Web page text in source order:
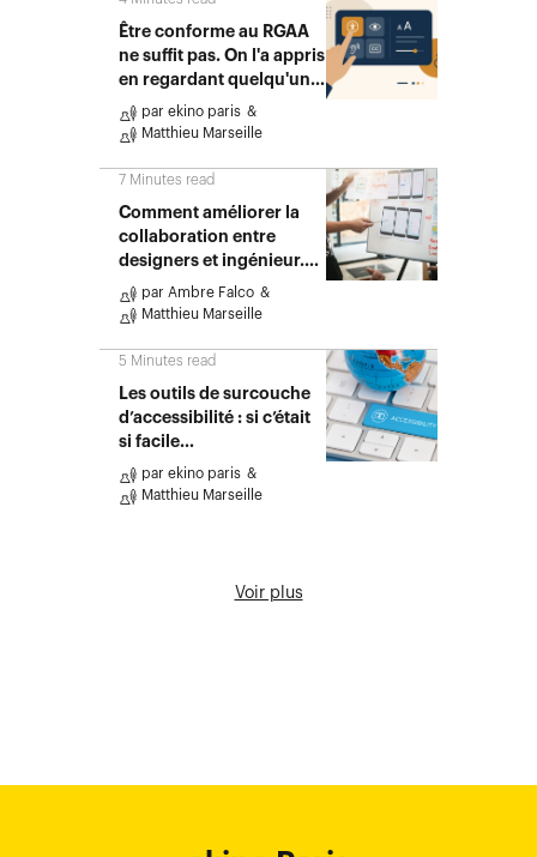
Être conforme au RGAA
ne suffit pas. On l'a appris
en regardant quelqu'un
utiliser…
par ekino paris
Matthieu Marseille
7 Minutes read
Comment améliorer la
collaboration entre
designers et ingénieur.es
par Ambre Falco
Matthieu Marseille
5 Minutes read
Les outils de surcouche
d’accessibilité : si c’était
si facile…
par ekino paris
Matthieu Marseille
Voir plus